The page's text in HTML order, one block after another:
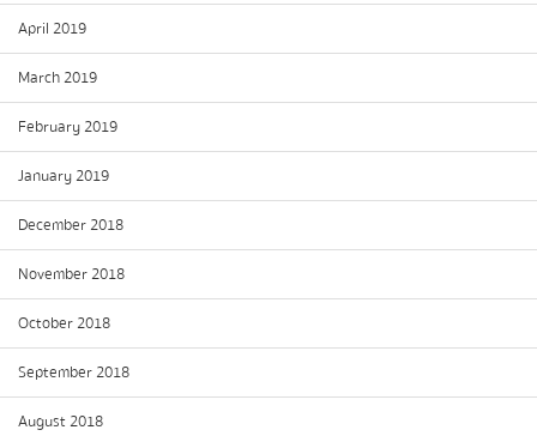
April 2019
March 2019
February 2019
January 2019
December 2018
November 2018
October 2018
September 2018
August 2018